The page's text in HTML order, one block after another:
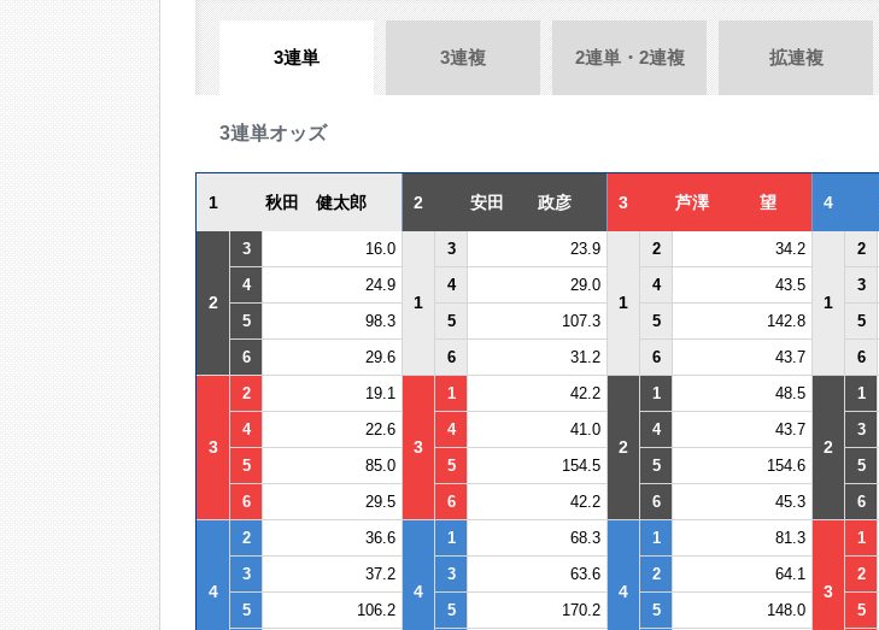
3連単 3連複 2連単・2連複 拡連複
3連単オッズ
1 秋田 健太郎 2 安田 政彦 3 芦澤 望 4
2
3 16.0
1
3 23.9
1
2 34.2
1
2
4
24.9 4 29.0 4 43.5 3
5
98.3 5 107.3 5 142.8 5
6
29.6 6 31.2 6 43.7 6
3
2 19.1
3
1 42.2
2
1 48.5
2
1
4
22.6 4 41.0 4 43.7 3
5
85.0 5 154.5 5 154.6 5
6
29.5 6 42.2 6 45.3 6
4
2 36.6
4
1 68.3
4
1 81.3
3
1
3
37.2 3 63.6 2 64.1 2
5
106.2 5 170.2 5 148.0 5